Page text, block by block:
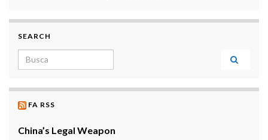
SEARCH
Search for:
FA RSS
China’s Legal Weapon